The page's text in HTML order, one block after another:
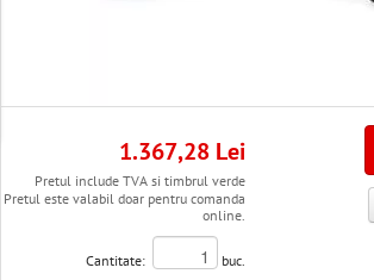
1.367,28 Lei
Pretul include TVA si timbrul verde
Pretul este valabil doar pentru comanda
online.
Cantitate: buc.